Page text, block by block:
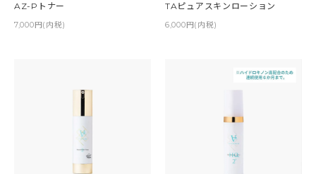
AZ-Pトナー
7,000円(内税)
TAピュアスキンローション
6,000円(内税)